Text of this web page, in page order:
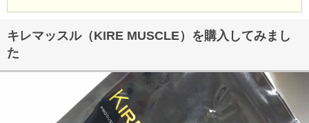
キレマッスル（KIRE MUSCLE）を購入してみまし
た